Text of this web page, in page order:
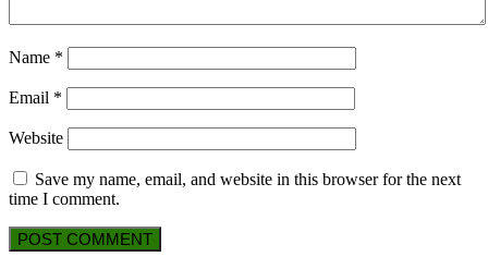
Name *
Email *
Website
Save my name, email, and website in this browser for the next
time I comment.